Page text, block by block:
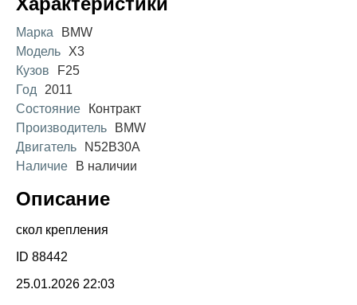
Марка
BMW
Модель
X3
Кузов
F25
Год
2011
Состояние
Контракт
Производитель
BMW
Двигатель
N52B30A
Наличие
В наличии
Описание
скол крепления
ID 88442
25.01.2026 22:03